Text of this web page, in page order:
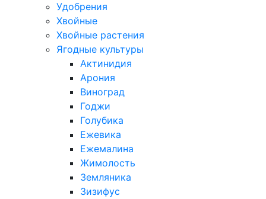
Удобрения
Хвойные
Хвойные растения
Ягодные культуры
Актинидия
Арония
Виноград
Годжи
Голубика
Ежевика
Ежемалина
Жимолость
Земляника
Зизифус